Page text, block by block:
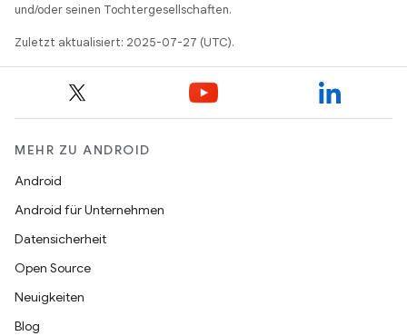
und/oder seinen Tochtergesellschaften.
Zuletzt aktualisiert: 2025-07-27 (UTC).
MEHR ZU ANDROID
Android
Android für Unternehmen
Datensicherheit
Open Source
Neuigkeiten
Blog